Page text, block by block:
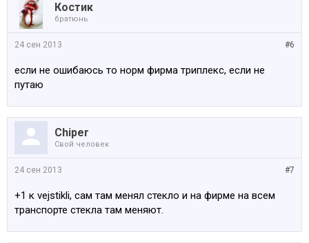
Костик
братюнь
#6
24 сен 2013
если не ошибаюсь то норм фирма триплекс, если не
путаю
Chiper
Свой человек
#7
24 сен 2013
+1 к vejstikli, сам там менял стекло и на фирме на всем
транспорте стекла там меняют.